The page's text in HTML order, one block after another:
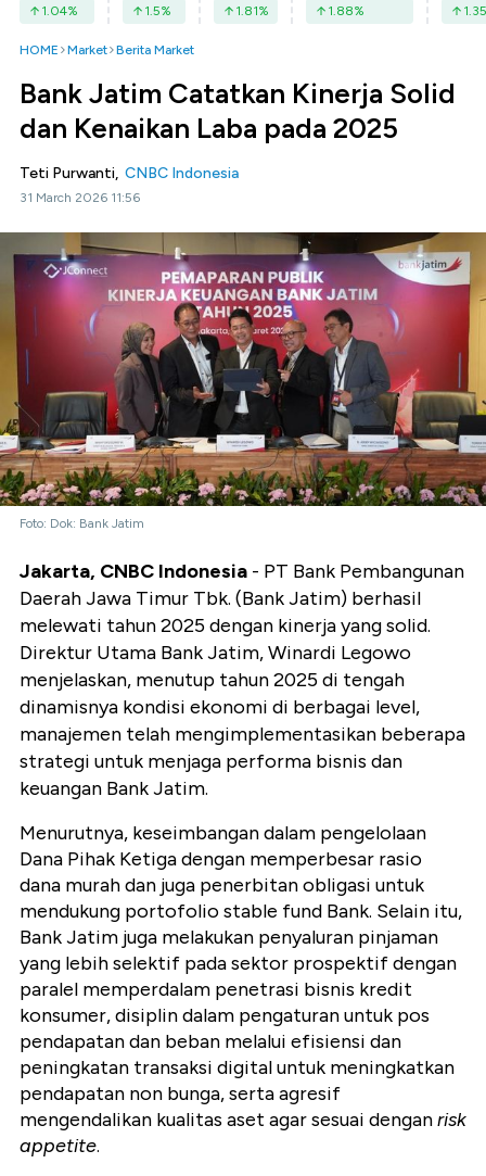
1.04% 1.5% 1.81% 1.88% 1.35
HOME Market Berita Market
Bank Jatim Catatkan Kinerja Solid
dan Kenaikan Laba pada 2025
Teti Purwanti, CNBC Indonesia
31 March 2026 11:56
Foto: Dok: Bank Jatim
Jakarta, CNBC Indonesia - PT Bank Pembangunan
Daerah Jawa Timur Tbk. (Bank Jatim) berhasil
melewati tahun 2025 dengan kinerja yang solid.
Direktur Utama Bank Jatim, Winardi Legowo
menjelaskan, menutup tahun 2025 di tengah
dinamisnya kondisi ekonomi di berbagai level,
manajemen telah mengimplementasikan beberapa
strategi untuk menjaga performa bisnis dan
keuangan Bank Jatim.
Menurutnya, keseimbangan dalam pengelolaan
Dana Pihak Ketiga dengan memperbesar rasio
dana murah dan juga penerbitan obligasi untuk
mendukung portofolio stable fund Bank. Selain itu,
Bank Jatim juga melakukan penyaluran pinjaman
yang lebih selektif pada sektor prospektif dengan
paralel memperdalam penetrasi bisnis kredit
konsumer, disiplin dalam pengaturan untuk pos
pendapatan dan beban melalui efisiensi dan
peningkatan transaksi digital untuk meningkatkan
pendapatan non bunga, serta agresif
mengendalikan kualitas aset agar sesuai denganrisk
appetite.